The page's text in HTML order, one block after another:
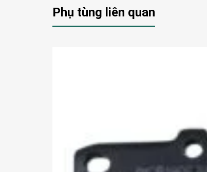
Phụ tùng liên quan